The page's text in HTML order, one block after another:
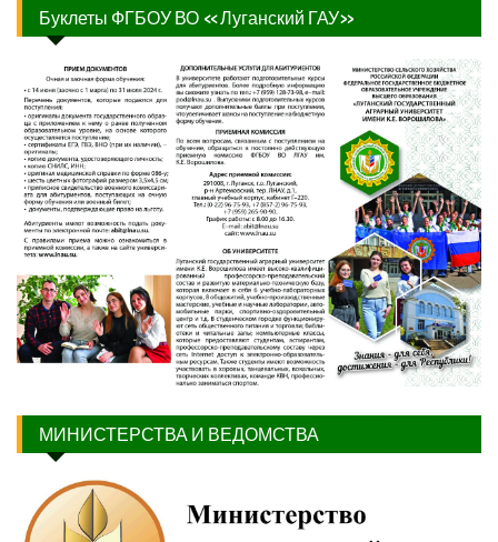
Буклеты ФГБОУ ВО «Луганский ГАУ»
МИНИСТЕРСТВА И ВЕДОМСТВА